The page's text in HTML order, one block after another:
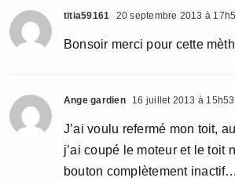
titia59161 20 septembre 2013 à
Bonsoir merci pour cette
Ange gardien 16 juillet 2013 à 15h53
J’ai voulu refermé mon toit,
j’ai coupé le moteur et le toit
bouton complètement inactif…